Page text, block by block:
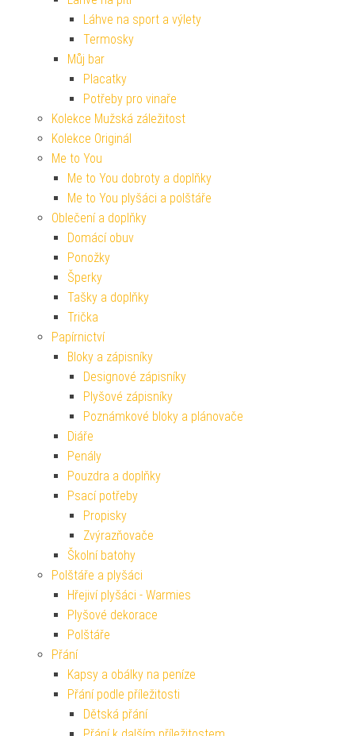
Láhve na sport a výlety
Termosky
Můj bar
Placatky
Potřeby pro vinaře
Kolekce Mužská záležitost
Kolekce Originál
Me to You
Me to You dobroty a doplňky
Me to You plyšáci a polštáře
Oblečení a doplňky
Domácí obuv
Ponožky
Šperky
Tašky a doplňky
Trička
Papírnictví
Bloky a zápisníky
Designové zápisníky
Plyšové zápisníky
Poznámkové bloky a plánovače
Diáře
Penály
Pouzdra a doplňky
Psací potřeby
Propisky
Zvýrazňovače
Školní batohy
Polštáře a plyšáci
Hřejiví plyšáci - Warmies
Plyšové dekorace
Polštáře
Přání
Kapsy a obálky na peníze
Přání podle příležitosti
Dětská přání